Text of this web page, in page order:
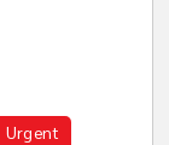
Urgent